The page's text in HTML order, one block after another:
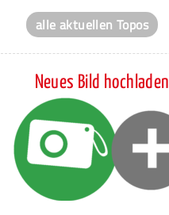
alle aktuellen Topos
Neues Bild hochladen